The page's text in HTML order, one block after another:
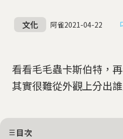
文化 阿雀2021-04-22
看看毛毛蟲卡斯伯特，
其實很難從外觀上分出
目次